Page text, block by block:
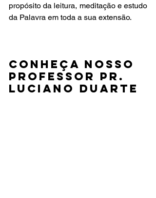
propósito da leitura, meditação e estudo
da Palavra em toda a sua extensão.
Conheça nosso
Professor Pr.
Luciano Duarte